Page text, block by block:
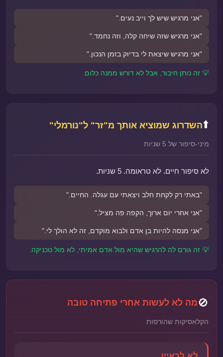
"אני מרגיש שיש לך וייב נעים."
"אני מרגיש שזה שיחה קלה, וזה נחמד."
"אני מרגיש שיצאת לי בדיוק בזמן הנכון."
💡 זה נותן חיבור, אבל לא דורש ממנה כלום.
⬆️השדרוג שמוציא אותך מ"זר" ל"נורמלי"
מיני-סיפור של 5 שניות
לא סיפור חיים. לא טראומה. 5 שניות.
"באתי רק לקחת חלב ויצאתי עם עגלה. החיים."
"אני אחרי יום ארוך, הקפה פה מציל."
"אני מנסה להיות בן אדם ולבוא מוקדם, זה לא הולך לי."
💡 זה גורם לה להרגיש שהיא מול אדם אמיתי, לא מול טכניקה.
🚫מה לא לעשות אחרי פתיחה טובה
הקלאסיקות שהורסות